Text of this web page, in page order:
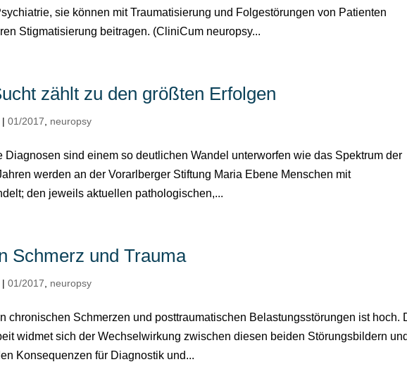
sie können mit Traumatisierung und Folgestörungen von Patienten
Stigmatisierung beitragen. (CliniCum neuropsy...
zählt zu den größten Erfolgen
|01/2017 neuropsy
Diagnosen sind einem so deutlichen Wandel unterworfen wie das Spektrum der
werden an der Vorarlberger Stiftung Maria Ebene Menschen mit
den jeweils aktuellen pathologischen,...
Schmerz und Trauma
|01/2017 neuropsy
chronischen Schmerzen und posttraumatischen Belastungsstörungen ist hoch.
widmet sich der Wechselwirkung zwischen diesen beiden Störungsbildern und
Konsequenzen für Diagnostik und...